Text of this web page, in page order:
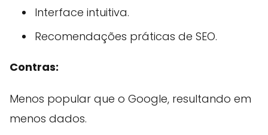
Interface intuitiva.
Recomendações práticas de SEO.
Contras:
Menos popular que o Google, resultando em
menos dados.